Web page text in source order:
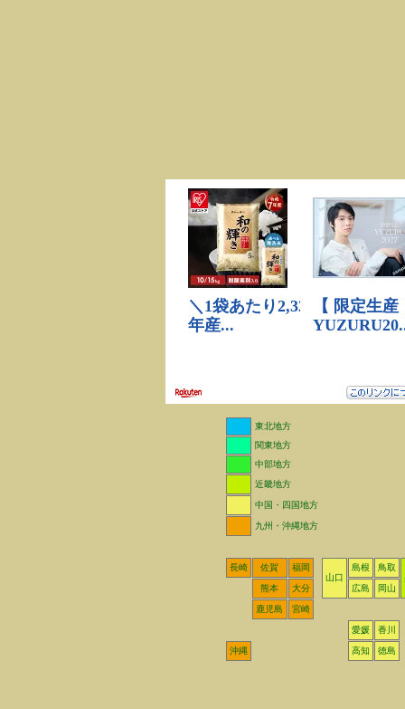
東北地方
関東地方
中部地方
近畿地方
中国・四国地方
九州・沖縄地方
長崎 佐賀
福岡
山口
島根
鳥取
熊本
大分 広島 岡山
鹿児島 宮崎
愛媛 香川
沖縄 高知 徳島